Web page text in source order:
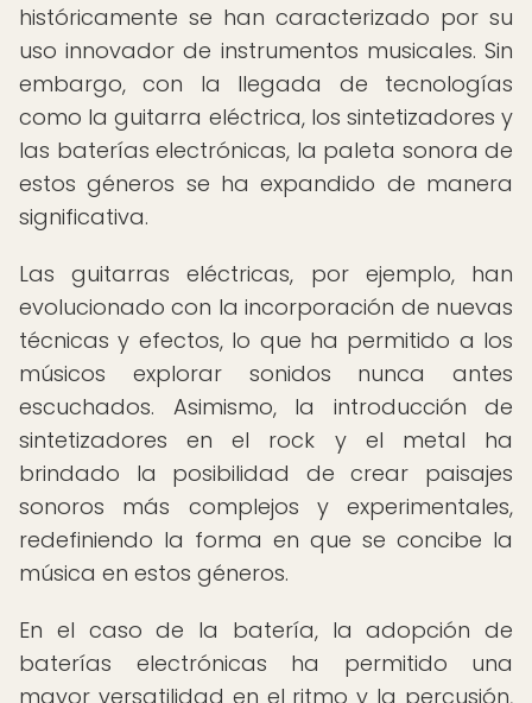
históricamente se han caracterizado por su
uso innovador de instrumentos musicales. Sin
embargo, con la llegada de tecnologías
como la guitarra eléctrica, los sintetizadores y
las baterías electrónicas, la paleta sonora de
estos géneros se ha expandido de manera
significativa.
Las guitarras eléctricas, por ejemplo, han
evolucionado con la incorporación de nuevas
técnicas y efectos, lo que ha permitido a los
músicos explorar sonidos nunca antes
escuchados. Asimismo, la introducción de
sintetizadores en el rock y el metal ha
brindado la posibilidad de crear paisajes
sonoros más complejos y experimentales,
redefiniendo la forma en que se concibe la
música en estos géneros.
En el caso de la batería, la adopción de
baterías electrónicas ha permitido una
mayor versatilidad en el ritmo y la percusión,